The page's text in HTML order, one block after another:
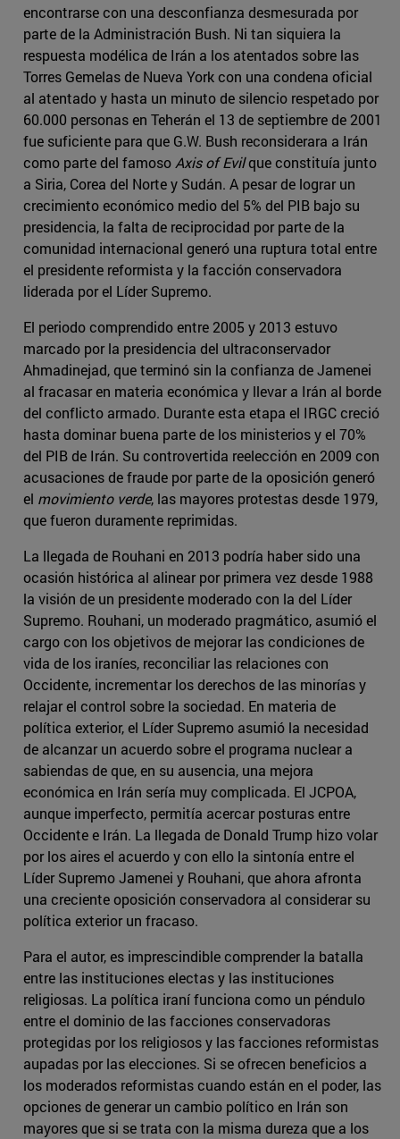
encontrarse con una desconfianza desmesurada por
parte de la Administración Bush. Ni tan siquiera la
respuesta modélica de Irán a los atentados sobre las
Torres Gemelas de Nueva York con una condena oficial
al atentado y hasta un minuto de silencio respetado por
60.000 personas en Teherán el 13 de septiembre de 2001
fue suficiente para que G.W. Bush reconsiderara a Irán
como parte del famosoAxis of Evilque constituía junto
a Siria, Corea del Norte y Sudán. A pesar de lograr un
crecimiento económico medio del 5% del PIB bajo su
presidencia, la falta de reciprocidad por parte de la
comunidad internacional generó una ruptura total entre
el presidente reformista y la facción conservadora
liderada por el Líder Supremo.
El periodo comprendido entre 2005 y 2013 estuvo
marcado por la presidencia del ultraconservador
Ahmadinejad, que terminó sin la confianza de Jamenei
al fracasar en materia económica y llevar a Irán al borde
del conflicto armado. Durante esta etapa el IRGC creció
hasta dominar buena parte de los ministerios y el 70%
del PIB de Irán. Su controvertida reelección en 2009 con
acusaciones de fraude por parte de la oposición generó
el movimiento verde, las mayores protestas desde 1979,
que fueron duramente reprimidas.
La llegada de Rouhani en 2013 podría haber sido una
ocasión histórica al alinear por primera vez desde 1988
la visión de un presidente moderado con la del Líder
Supremo. Rouhani, un moderado pragmático, asumió el
cargo con los objetivos de mejorar las condiciones de
vida de los iraníes, reconciliar las relaciones con
Occidente, incrementar los derechos de las minorías y
relajar el control sobre la sociedad. En materia de
política exterior, el Líder Supremo asumió la necesidad
de alcanzar un acuerdo sobre el programa nuclear a
sabiendas de que, en su ausencia, una mejora
económica en Irán sería muy complicada. El JCPOA,
aunque imperfecto, permitía acercar posturas entre
Occidente e Irán. La llegada de Donald Trump hizo volar
por los aires el acuerdo y con ello la sintonía entre el
Líder Supremo Jamenei y Rouhani, que ahora afronta
una creciente oposición conservadora al considerar su
política exterior un fracaso.
Para el autor, es imprescindible comprender la batalla
entre las instituciones electas y las instituciones
religiosas. La política iraní funciona como un péndulo
entre el dominio de las facciones conservadoras
protegidas por los religiosos y las facciones reformistas
aupadas por las elecciones. Si se ofrecen beneficios a
los moderados reformistas cuando están en el poder, las
opciones de generar un cambio político en Irán son
mayores que si se trata con la misma dureza que a los